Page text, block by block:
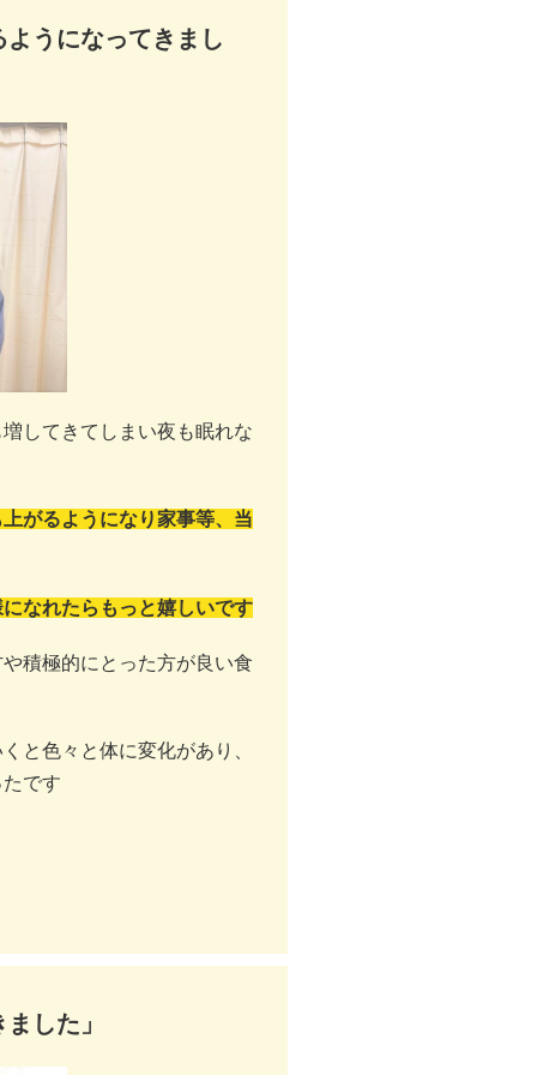
うになってきまし
してきてしまい夜も眠れな
がるようになり家事等、当
なれたらもっと嬉しいです
積極的にとった方が良い食
と色々と体に変化があり、
です
した」